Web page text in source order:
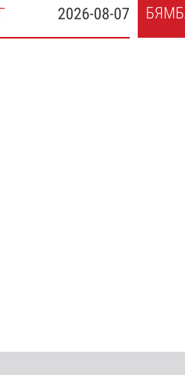
2026-08-07 БЯ